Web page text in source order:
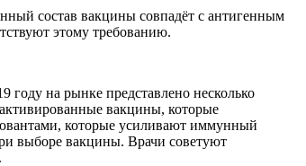
состав вакцины совпадёт с антигенным
этому требованию.
на рынке представлено несколько
вакцины, которые
которые усиливают иммунный
выборе вакцины. Врачи советуют